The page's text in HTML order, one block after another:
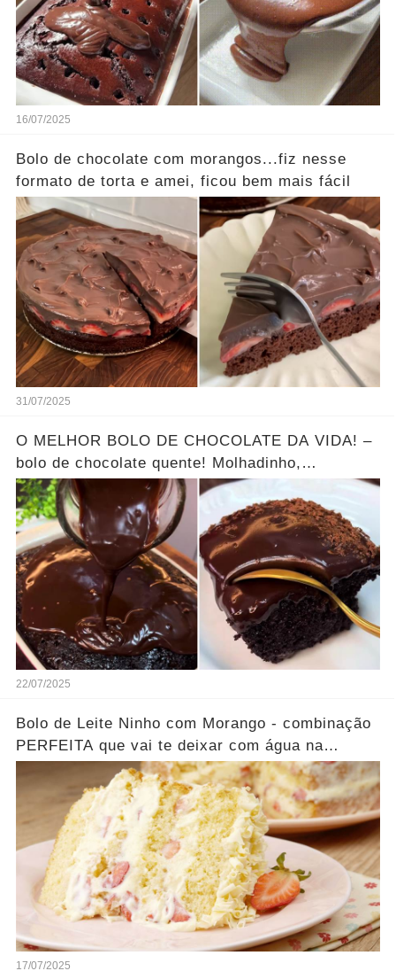
16/07/2025
Bolo de chocolate com morangos...fiz nesse
formato de torta e amei, ficou bem mais fácil
31/07/2025
O MELHOR BOLO DE CHOCOLATE DA VIDA! –
bolo de chocolate quente! Molhadinho,
chocolatudo e fácil de fazer.
22/07/2025
Bolo de Leite Ninho com Morango - combinação
PERFEITA que vai te deixar com água na
boca.... Ver mais
17/07/2025